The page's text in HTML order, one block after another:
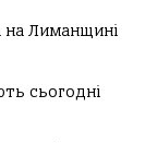
на Лиманщині
сьогодні